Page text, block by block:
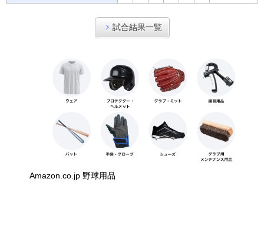
試合結果一覧
Amazon.co.jp 野球用品